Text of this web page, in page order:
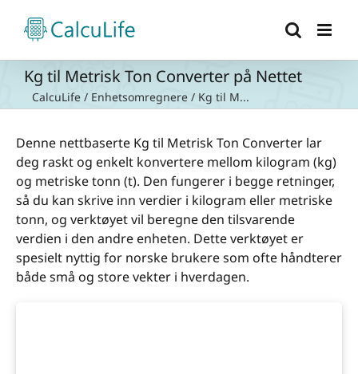
content
Kg til Metrisk Ton Converter på Nettet
CalcuLife / Enhetsomregnere / Kg til M...
Denne nettbaserte Kg til Metrisk Ton Converter lar
deg raskt og enkelt konvertere mellom kilogram (kg)
og metriske tonn (t). Den fungerer i begge retninger,
så du kan skrive inn verdier i kilogram eller metriske
tonn, og verktøyet vil beregne den tilsvarende
verdien i den andre enheten. Dette verktøyet er
spesielt nyttig for norske brukere som ofte håndterer
både små og store vekter i hverdagen.